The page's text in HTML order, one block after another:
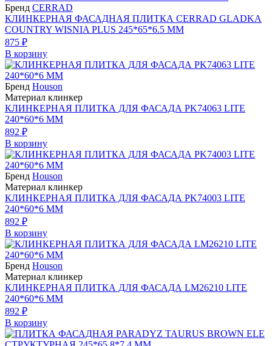
Бренд CERRAD
КЛИНКЕРНАЯ ФАСАДНАЯ ПЛИТКА CERRAD GLADKA
COUNTRY WISNIA PLUS 245*65*6.5 ММ
875 ₽
В корзину
Бренд Houson
Материал клинкер
КЛИНКЕРНАЯ ПЛИТКА ДЛЯ ФАСАДА PK74063 LITE
240*60*6 ММ
892 ₽
В корзину
Бренд Houson
Материал клинкер
КЛИНКЕРНАЯ ПЛИТКА ДЛЯ ФАСАДА PK74003 LITE
240*60*6 ММ
892 ₽
В корзину
Бренд Houson
Материал клинкер
КЛИНКЕРНАЯ ПЛИТКА ДЛЯ ФАСАДА LM26210 LITE
240*60*6 ММ
892 ₽
В корзину